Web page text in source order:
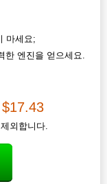
마세요;
한 엔진을 얻으세요.
외합니다.